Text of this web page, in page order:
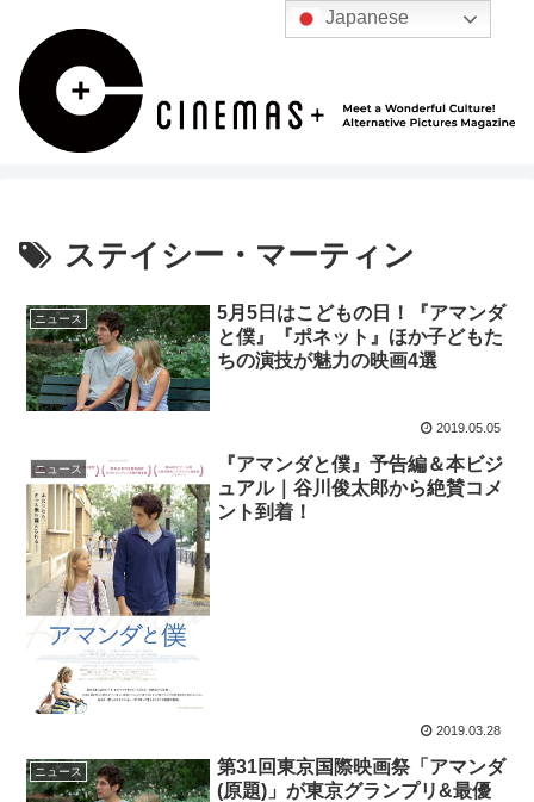
ステイシー・マーティン
ニュース
5月5日はこどもの日！『アマンダ
と僕』『ポネット』ほか子どもた
ちの演技が魅力の映画4選
2019.05.05
ニュース
『アマンダと僕』予告編＆本ビジ
ュアル｜谷川俊太郎から絶賛コメ
ント到着！
2019.03.28
ニュース
第31回東京国際映画祭「アマンダ
(原題)」が東京グランプリ&最優
Japanese